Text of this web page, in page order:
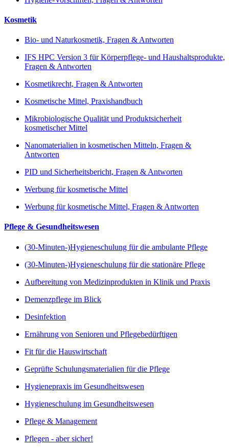
Kosmetik
Bio- und Naturkosmetik, Fragen & Antworten
IFS HPC Version 3 für Körperpflege- und Haushaltsprodukte,
Fragen & Antworten
Kosmetikrecht, Fragen & Antworten
Kosmetische Mittel, Praxishandbuch
Mikrobiologische Qualität und Produktsicherheit
kosmetischer Mittel
Nanomaterialien in kosmetischen Mitteln, Fragen &
Antworten
PID und Sicherheitsbericht, Fragen & Antworten
Werbung für kosmetische Mittel
Werbung für kosmetische Mittel, Fragen & Antworten
Pflege & Gesundheitswesen
(30-Minuten-)Hygieneschulung für die ambulante Pflege
(30-Minuten-)Hygieneschulung für die stationäre Pflege
Aufbereitung von Medizinprodukten in Klinik und Praxis
Demenzpflege im Blick
Desinfektion
Ernährung von Senioren und Pflegebedürftigen
Fit für die Hauswirtschaft
Geprüfte Schulungsmaterialien für die Pflege
Hygienepraxis im Gesundheitswesen
Hygieneschulung im Gesundheitswesen
Pflege & Management
Pflegen - aber sicher!